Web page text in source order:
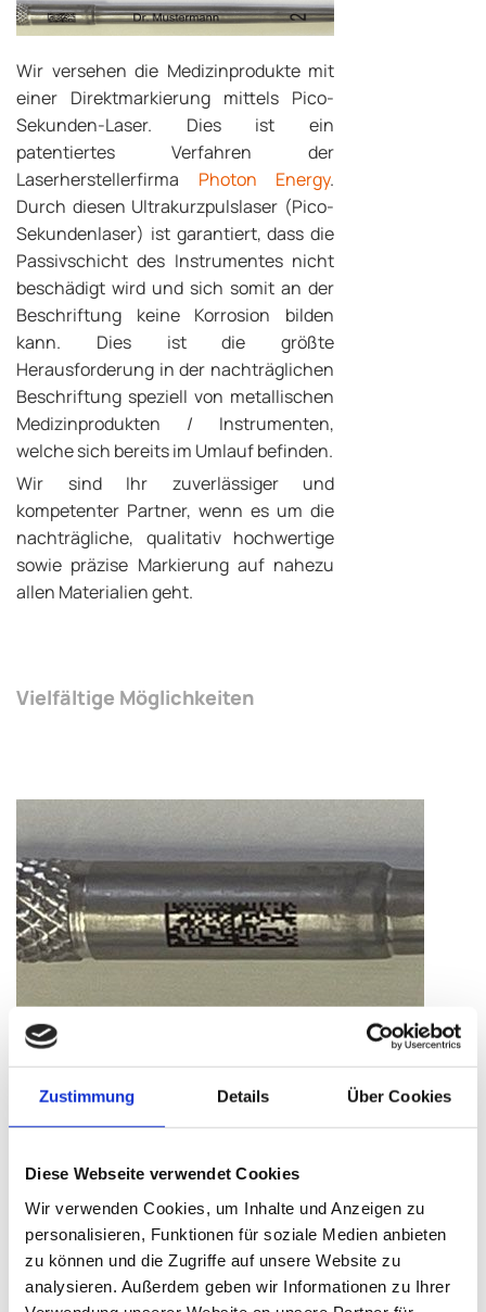
Zustimmung Details Über Cookies
Diese Webseite verwendet Cookies
Wir verwenden Cookies, um Inhalte und Anzeigen zu
personalisieren, Funktionen für soziale Medien anbieten
zu können und die Zugriffe auf unsere Website zu
analysieren. Außerdem geben wir Informationen zu Ihrer
Wir versehen die Medizinprodukte mit
einer Direktmarkierung mittels Pico-
Sekunden-Laser. Dies ist ein
patentiertes Verfahren der
Laserherstellerfirma Photon Energy.
Durch diesen Ultrakurzpulslaser (Pico-
Sekundenlaser) ist garantiert, dass die
Passivschicht des Instrumentes nicht
beschädigt wird und sich somit an der
Beschriftung keine Korrosion bilden
kann. Dies ist die größte
Herausforderung in der nachträglichen
Beschriftung speziell von metallischen
Medizinprodukten / Instrumenten,
welche sich bereits im Umlauf befinden.
Wir sind Ihr zuverlässiger und
kompetenter Partner, wenn es um die
nachträgliche, qualitativ hochwertige
sowie präzise Markierung auf nahezu
allen Materialien geht.
Vielfältige Möglichkeiten
Der UDI konforme Datamatrixcode (DMC) ermöglicht
eine eindeutige Zuordnung und Rückverfolgbarkeit
des Medizinproduktes. Der DMC wird von der MDR so
gefordert
bekommt. Nur dadurch kann die Rechtssicherheit
gewährleistet werden.